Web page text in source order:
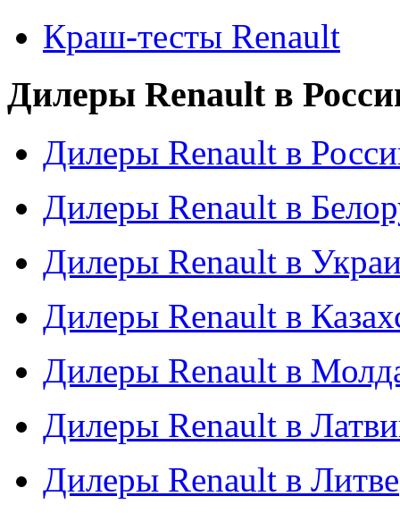
Краш-тесты Renault
Дилеры Renault в
Дилеры Renault в
Дилеры Renault в
Дилеры Renault в
Дилеры Renault в
Дилеры Renault в
Дилеры Renault в
Дилеры Renault в Литве